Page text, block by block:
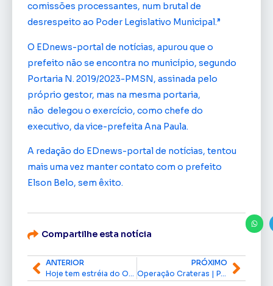
comissões processantes, num brutal de
desrespeito ao Poder Legislativo Municipal.”
O EDnews-portal de notícias, apurou que o
prefeito não se encontra no município, segundo
Portaria N. 2019/2023-PMSN, assinada pelo
próprio gestor, mas na mesma portaria,
não delegou o exercício, como chefe do
executivo, da vice-prefeita Ana Paula.
A redação do EDnews-portal de notícias, tentou
mais uma vez manter contato com o prefeito
Elson Belo, sem êxito.
Compartilhe esta notícia
ANTERIOR
Hoje tem estréia do Omã na série ouro de futsal 2023
PRÓXIMO
Operação Crateras | Polícia Federal investiga suposto esquema de desvio de verbas federais do município de Oiapoque/AP